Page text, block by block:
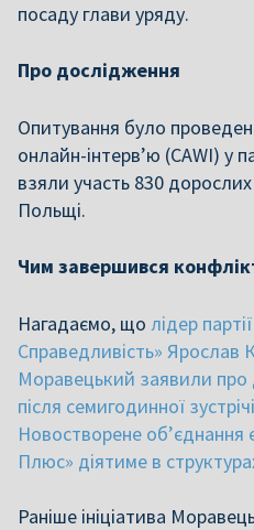
посаду глави уряду.
Про дослідження
Опитування було
онлайн-інтерв’ю (CAWI) у
взяли участь 830 дорослих
Польщі.
Чим завершився
Нагадаємо, що лідер
Cправедливість» Ярослав
Моравецький заявили про
після семигодинної
Новостворене
Плюс» діятиме в
Раніше ініціатива